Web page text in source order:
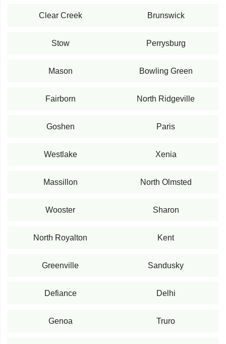
Clear Creek Brunswick
Stow Perrysburg
Mason Bowling Green
Fairborn North Ridgeville
Goshen Paris
Westlake Xenia
Massillon North Olmsted
Wooster Sharon
North Royalton Kent
Greenville Sandusky
Defiance Delhi
Genoa Truro